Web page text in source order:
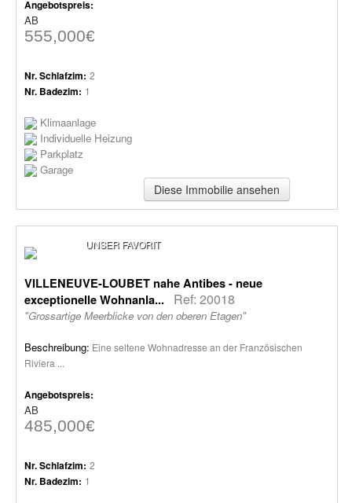
Angebotspreis:
AB
555,000€
Nr. Schlafzim: 2
Nr. Badezim: 1
Klimaanlage
Individuelle Heizung
Parkplatz
Garage
Diese Immobilie ansehen
UNSER FAVORIT
VILLENEUVE-LOUBET nahe Antibes - neue
exceptionelle Wohnanla...
Ref: 20018
"Grossartige Meerblicke von den oberen Etagen"
Beschreibung: Eine seltene Wohnadresse an der Französischen
Riviera ...
Angebotspreis:
AB
485,000€
Nr. Schlafzim: 2
Nr. Badezim: 1